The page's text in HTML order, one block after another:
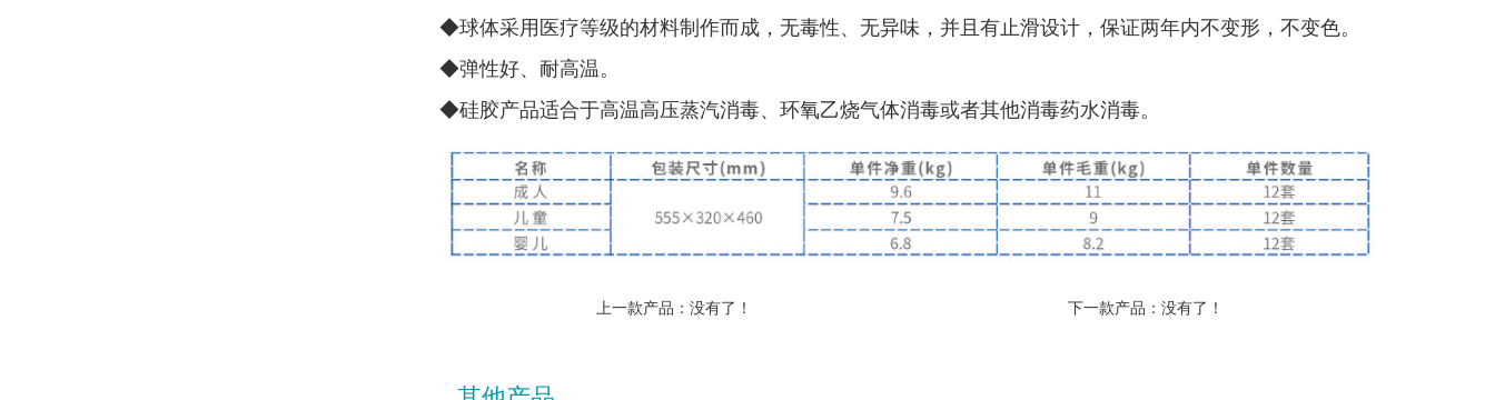
◆球体采用医疗等级的材料制作而成，无毒性、无异味，并且有止滑设计，保证两年内不变形，不变色。
◆弹性好、耐高温。
◆硅胶产品适合于高温高压蒸汽消毒、环氧乙烧气体消毒或者其他消毒药水消毒。
上一款产品：没有了！ 下一款产品：没有了！